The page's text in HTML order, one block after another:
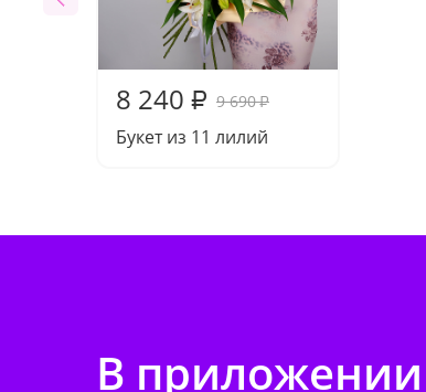
8 240 ₽ 9 690₽
Букет из 11 лилий
В